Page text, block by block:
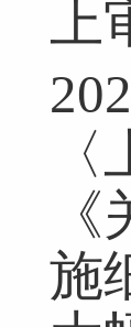
上
施